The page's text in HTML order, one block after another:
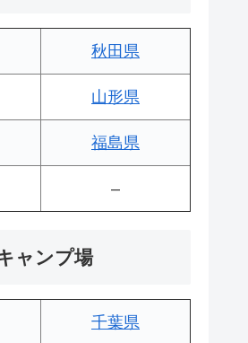
秋田県
山形県
福島県
–
ャンプ場
千葉県